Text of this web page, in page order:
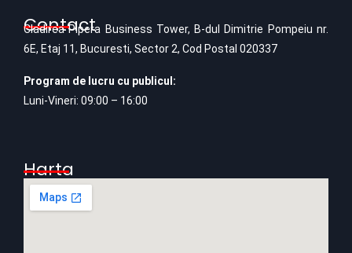
Contact
Cladirea Pipera Business Tower, B-dul Dimitrie Pompeiu nr.
6E, Etaj 11, Bucuresti, Sector 2, Cod Postal 020337
Program de lucru cu publicul:
Luni-Vineri: 09:00 – 16:00
Harta